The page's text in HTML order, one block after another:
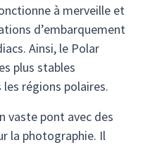
à merveille et
d’embarquement
Ainsi, le Polar
plus stables
régions polaires.
vaste pont avec des
la photographie. Il